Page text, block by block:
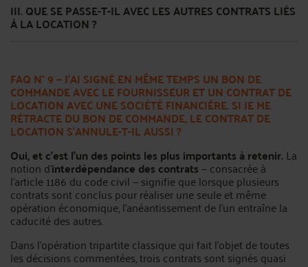
III. QUE SE PASSE-T-IL AVEC LES AUTRES CONTRATS LIÉS
À LA LOCATION ?
FAQ N° 9 — J’AI SIGNÉ EN MÊME TEMPS UN BON DE
COMMANDE AVEC LE FOURNISSEUR ET UN CONTRAT DE
LOCATION AVEC UNE SOCIÉTÉ FINANCIÈRE. SI JE ME
RÉTRACTE DU BON DE COMMANDE, LE CONTRAT DE
LOCATION S’ANNULE-T-IL AUSSI ?
Oui, et c’est l’un des points les plus importants à retenir. La
notion d’interdépendance des contrats— consacrée à
l’article 1186 du code civil — signifie que lorsque plusieurs
contrats sont conclus pour réaliser une seule et même
opération économique, l’anéantissement de l’un entraîne la
caducité des autres.
Dans l’opération tripartite classique qui fait l’objet de toutes
les décisions commentées, trois contrats sont signés quasi